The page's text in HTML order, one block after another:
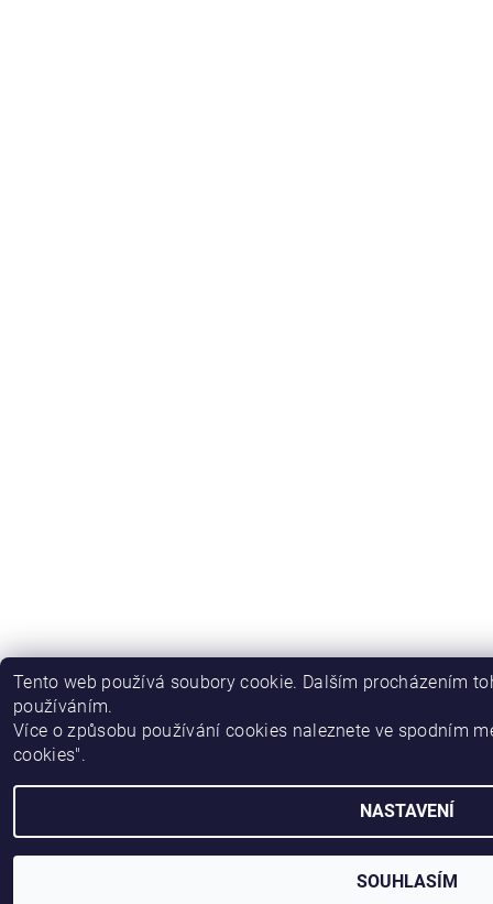
Tento web používá soubory cookie. Dalším procházením
používáním.
Více o způsobu používání cookies naleznete ve spodním
cookies".
NASTAVENÍ
SOUHLASÍM